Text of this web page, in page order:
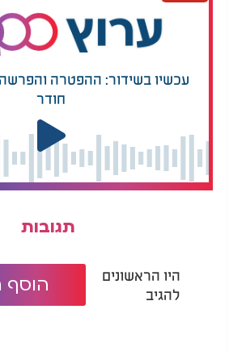
עכשיו בשידור: ההפטרה
חודר
תגובות
היו הראשונים
להגיב
הוסף